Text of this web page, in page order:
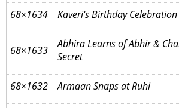
68×1634 Kaveri's Birthday Celebration
68×1633
Abhira Learns of Abhir &
Secret
68×1632 Armaan Snaps at Ruhi